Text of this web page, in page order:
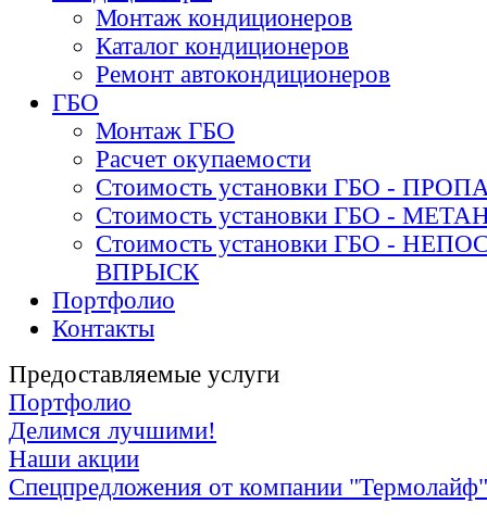
Монтаж кондиционеров
Каталог кондиционеров
Ремонт автокондиционеров
ГБО
Монтаж ГБО
Расчет окупаемости
Стоимость установки ГБО -
Стоимость установки ГБО -
Стоимость установки ГБО -
ВПРЫСК
Портфолио
Контакты
Предоставляемые услуги
Портфолио
Делимся лучшими!
Наши акции
Спецпредложения от компании "Термолайф"